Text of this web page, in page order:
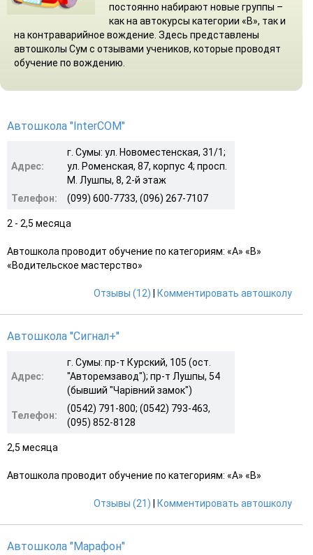
постоянно набирают новые группы –
как на автокурсы категории «В», так и
на контраварийное вождение. Здесь представлены
автошколы Сум с отзывами учеников, которые проводят
обучение по вождению.
Автошкола "InterCOM"
Адрес:
г. Сумы: ул. Новоместенская, 31/1;
ул. Роменская, 87, корпус 4; просп.
М. Лушпы, 8, 2-й этаж
Телефон:
(099) 600-7733, (096) 267-7107
2 - 2,5 месяца
Автошкола проводит обучение по категориям: «A» «B»
«Водительское мастерство»
Отзывы (12) Комментировать автошколу
Автошкола ''Сигнал+''
Адрес:
г. Сумы: пр-т Курский, 105 (ост.
"Авторемзавод"); пр-т Лушпы, 54
(бывший "Чарiвний замок")
Телефон:
(0542) 791-800; (0542) 793-463,
(095) 852-8128
2,5 месяца
Автошкола проводит обучение по категориям: «A» «B»
Отзывы (21) Комментировать автошколу
Автошкола "Марафон"